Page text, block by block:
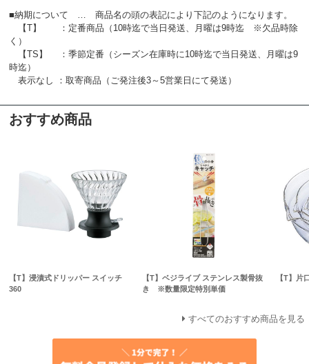
■納期について … 商品名の頭の表記により下記のようになります。
【T】 ：定番商品（10時迄で当日発送、月曜は9時迄 ※欠品時除
く）
【TS】 ：季節定番（シーズン在庫時に10時迄で当日発送、月曜は9
時迄）
表示なし ：取寄商品（ご発注後3～5営業日にて発送）
おすすめ商品
【T】浸漬式ドリッパー スイッチ
360
【T】ベジライブ ステンレス製骨抜
き ※数量限定特別単価
【T】片
すべてのおすすめ商品を見る